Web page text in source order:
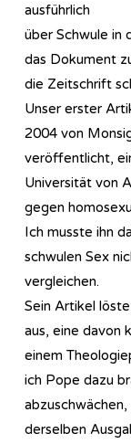
ausführlich
über Schwule in
das Dokument
die Zeitschrift
Unser erster
2004 von
veröffentlicht,
Universität von
gegen
Ich musste ihn
schwulen Sex
vergleichen.
Sein Artikel
aus, eine davon
einem
ich Pope dazu
derselben